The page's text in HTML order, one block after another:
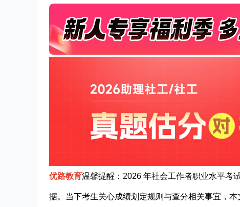
优路教育温馨提醒 ：2026 年社会工作者职业水平考
据。当下考生关心成绩划定规则与查分相关事宜，